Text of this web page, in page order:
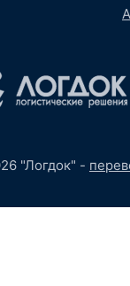
ВконтактеYouTubetumblr
"Логдок" -